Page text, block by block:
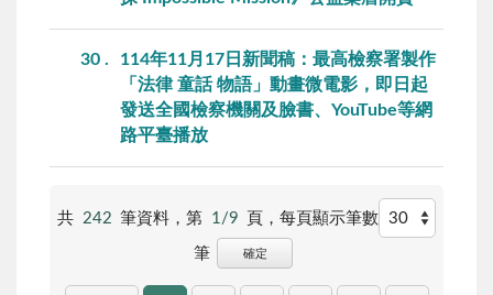
30
114年11月17日新聞稿：最高檢察署製作
「法律 童話 物語」動畫微電影，即日起
發送全國檢察機關及臉書、YouTube等網
路平臺播放
共 242 筆資料，第 1/9 頁，每頁顯示筆數
筆 確定